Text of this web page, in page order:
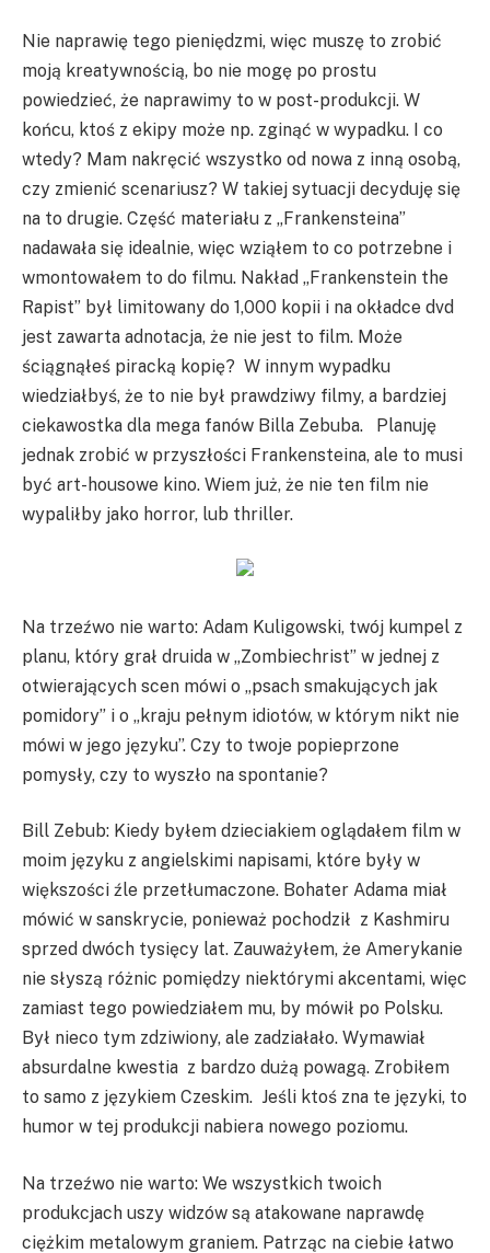
Nie naprawię tego pieniędzmi, więc muszę to zrobić
moją kreatywnością, bo nie mogę po prostu
powiedzieć, że naprawimy to w post-produkcji. W
końcu, ktoś z ekipy może np. zginąć w wypadku. I co
wtedy? Mam nakręcić wszystko od nowa z inną osobą,
czy zmienić scenariusz? W takiej sytuacji decyduję się
na to drugie. Część materiału z „Frankensteina”
nadawała się idealnie, więc wziąłem to co potrzebne i
wmontowałem to do filmu. Nakład „Frankenstein the
Rapist” był limitowany do 1,000 kopii i na okładce dvd
jest zawarta adnotacja, że nie jest to film. Może
ściągnąłeś piracką kopię? W innym wypadku
wiedziałbyś, że to nie był prawdziwy filmy, a bardziej
ciekawostka dla mega fanów Billa Zebuba. Planuję
jednak zrobić w przyszłości Frankensteina, ale to musi
być art-housowe kino. Wiem już, że nie ten film nie
wypaliłby jako horror, lub thriller.
Na trzeźwo nie warto: Adam Kuligowski, twój kumpel z
planu, który grał druida w „Zombiechrist” w jednej z
otwierających scen mówi o „psach smakujących jak
pomidory” i o „kraju pełnym idiotów, w którym nikt nie
mówi w jego języku”. Czy to twoje popieprzone
pomysły, czy to wyszło na spontanie?
Bill Zebub: Kiedy byłem dzieciakiem oglądałem film w
moim języku z angielskimi napisami, które były w
większości źle przetłumaczone. Bohater Adama miał
mówić w sanskrycie, ponieważ pochodził z Kashmiru
sprzed dwóch tysięcy lat. Zauważyłem, że Amerykanie
nie słyszą różnic pomiędzy niektórymi akcentami, więc
zamiast tego powiedziałem mu, by mówił po Polsku.
Był nieco tym zdziwiony, ale zadziałało. Wymawiał
absurdalne kwestia z bardzo dużą powagą. Zrobiłem
to samo z językiem Czeskim. Jeśli ktoś zna te języki, to
humor w tej produkcji nabiera nowego poziomu.
Na trzeźwo nie warto: We wszystkich twoich
produkcjach uszy widzów są atakowane naprawdę
ciężkim metalowym graniem. Patrząc na ciebie łatwo